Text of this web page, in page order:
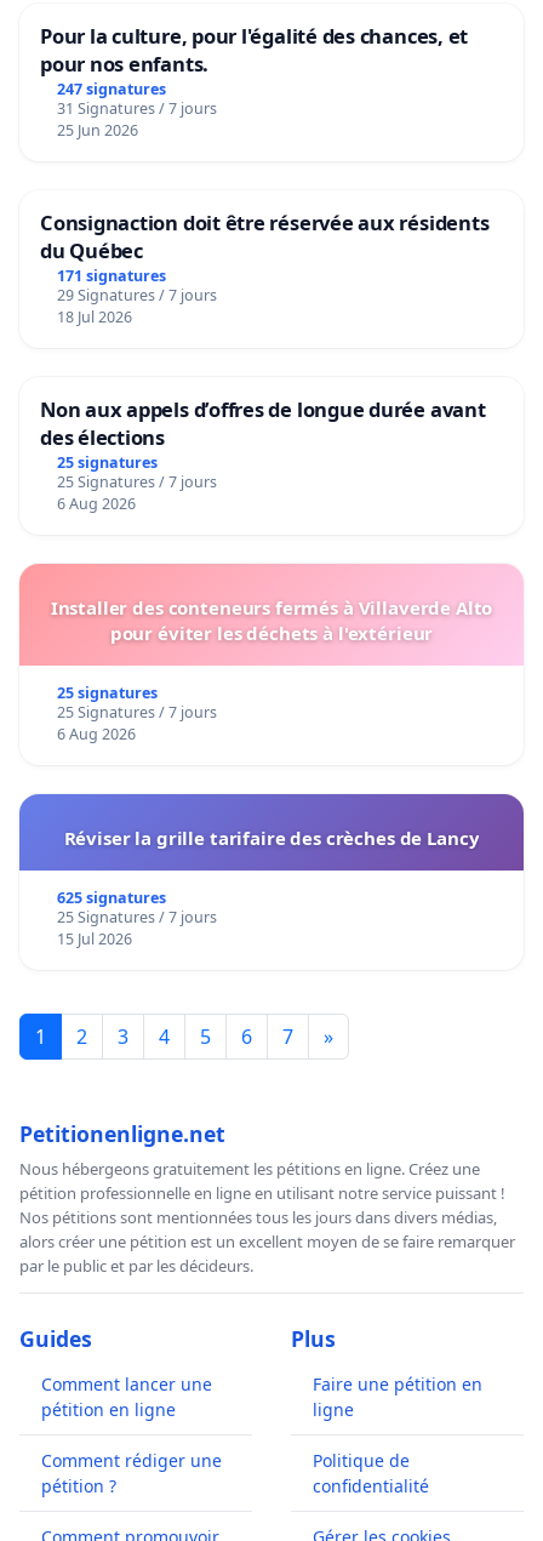
Pour la culture, pour l'égalité des chances, et
pour nos enfants.
247 signatures
31 Signatures / 7 jours
25 Jun 2026
Consignaction doit être réservée aux résidents
du Québec
171 signatures
29 Signatures / 7 jours
18 Jul 2026
Non aux appels d’offres de longue durée avant
des élections
25 signatures
25 Signatures / 7 jours
6 Aug 2026
Installer des conteneurs fermés à Villaverde Alto
pour éviter les déchets à l'extérieur
25 signatures
25 Signatures / 7 jours
6 Aug 2026
Réviser la grille tarifaire des crèches de Lancy
625 signatures
25 Signatures / 7 jours
15 Jul 2026
1 2 3 4 5 6 7 »
Petitionenligne.net
Nous hébergeons gratuitement les pétitions en ligne. Créez une
pétition professionnelle en ligne en utilisant notre service puissant !
Nos pétitions sont mentionnées tous les jours dans divers médias,
alors créer une pétition est un excellent moyen de se faire remarquer
par le public et par les décideurs.
Guides
Comment lancer une
pétition en ligne
Comment rédiger une
pétition ?
Comment promouvoir
Plus
Faire une pétition en
ligne
Politique de
confidentialité
Gérer les cookies